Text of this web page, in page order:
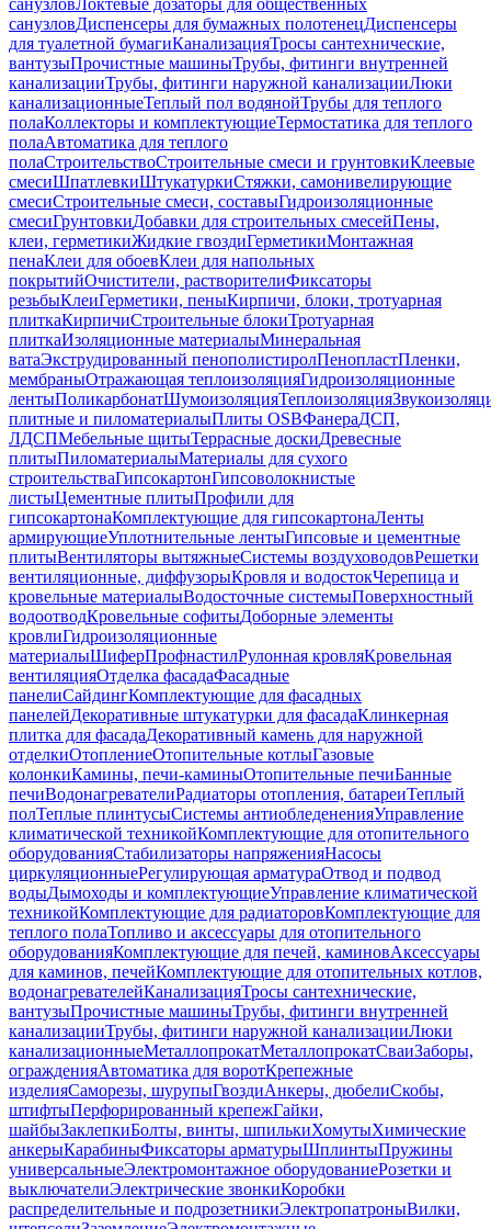
санузловЛоктевые дозаторы для общественных
санузловДиспенсеры для бумажных полотенецДиспенсеры
для туалетной бумагиКанализацияТросы сантехнические,
вантузыПрочистные машиныТрубы, фитинги внутренней
канализацииТрубы, фитинги наружной канализацииЛюки
канализационныеТеплый пол водянойТрубы для теплого
полаКоллекторы и комплектующиеТермостатика для теплого
полаАвтоматика для теплого
полаСтроительствоСтроительные смеси и грунтовкиКлеевые
смесиШпатлевкиШтукатуркиСтяжки, самонивелирующие
смесиСтроительные смеси, составыГидроизоляционные
смесиГрунтовкиДобавки для строительных смесейПены,
клеи, герметикиЖидкие гвоздиГерметикиМонтажная
пенаКлеи для обоевКлеи для напольных
покрытийОчистители, растворителиФиксаторы
резьбыКлеиГерметики, пеныКирпичи, блоки, тротуарная
плиткаКирпичиСтроительные блокиТротуарная
плиткаИзоляционные материалыМинеральная
ватаЭкструдированный пенополистиролПенопластПленки,
мембраныОтражающая теплоизоляцияГидроизоляционные
лентыПоликарбонатШумоизоляцияТеплоизоляция
плитные и пиломатериалыПлиты OSBФанераДСП,
ЛДСПМебельные щитыТеррасные доскиДревесные
плитыПиломатериалыМатериалы для сухого
строительстваГипсокартонГипсоволокнистые
листыЦементные плитыПрофили для
гипсокартонаКомплектующие для гипсокартонаЛенты
армирующиеУплотнительные лентыГипсовые и цементные
плитыВентиляторы вытяжныеСистемы воздуховодовРешетки
вентиляционные, диффузорыКровля и водостокЧерепица и
кровельные материалыВодосточные системыПоверхностный
водоотводКровельные софитыДоборные элементы
кровлиГидроизоляционные
материалыШиферПрофнастилРулонная кровляКровельная
вентиляцияОтделка фасадаФасадные
панелиСайдингКомплектующие для фасадных
панелейДекоративные штукатурки для фасадаКлинкерная
плитка для фасадаДекоративный камень для наружной
отделкиОтоплениеОтопительные котлыГазовые
колонкиКамины, печи-каминыОтопительные печиБанные
печиВодонагревателиРадиаторы отопления, батареиТеплый
полТеплые плинтусыСистемы антиобледененияУправление
климатической техникойКомплектующие для отопительного
оборудованияСтабилизаторы напряженияНасосы
циркуляционныеРегулирующая арматураОтвод и подвод
водыДымоходы и комплектующиеУправление климатической
техникойКомплектующие для радиаторовКомплектующие для
теплого полаТопливо и аксессуары для отопительного
оборудованияКомплектующие для печей, каминовАксессуары
для каминов, печейКомплектующие для отопительных котлов,
водонагревателейКанализацияТросы сантехнические,
вантузыПрочистные машиныТрубы, фитинги внутренней
канализацииТрубы, фитинги наружной канализацииЛюки
канализационныеМеталлопрокатМеталлопрокатСваиЗаборы,
огражденияАвтоматика для воротКрепежные
изделияСаморезы, шурупыГвоздиАнкеры, дюбелиСкобы,
штифтыПерфорированный крепежГайки,
шайбыЗаклепкиБолты, винты, шпилькиХомутыХимические
анкерыКарабиныФиксаторы арматурыШплинтыПружины
универсальныеЭлектромонтажное оборудованиеРозетки и
выключателиЭлектрические звонкиКоробки
распределительные и подрозетникиЭлектропатроныВилки,